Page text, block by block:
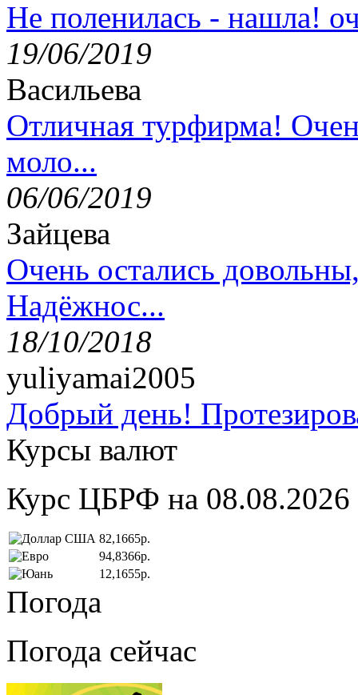
Не поленилась - нашла!
19/06/2019
Васильева
Отличная турфирма!
моло...
06/06/2019
Зайцева
Очень остались
Надёжнос...
18/10/2018
yuliyamai2005
Добрый день!
Курсы валют
Курс ЦБРФ на 08.08.2026
82,1665р.
94,8366р.
12,1655р.
Погода
Погода сейчас